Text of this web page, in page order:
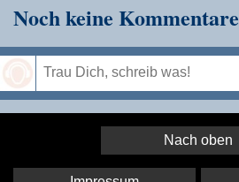
Noch keine Kommentare
Nach oben